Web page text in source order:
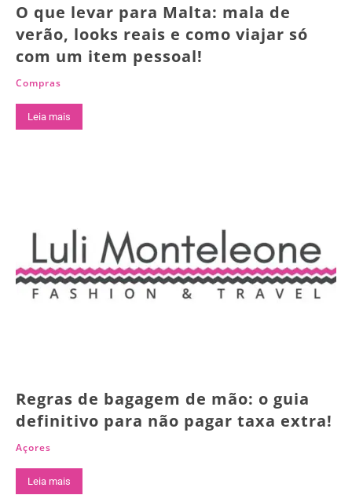
O que levar para Malta: mala de
verão, looks reais e como viajar só
com um item pessoal!
Compras
Leia mais
Regras de bagagem de mão: o guia
definitivo para não pagar taxa extra!
Açores
Leia mais